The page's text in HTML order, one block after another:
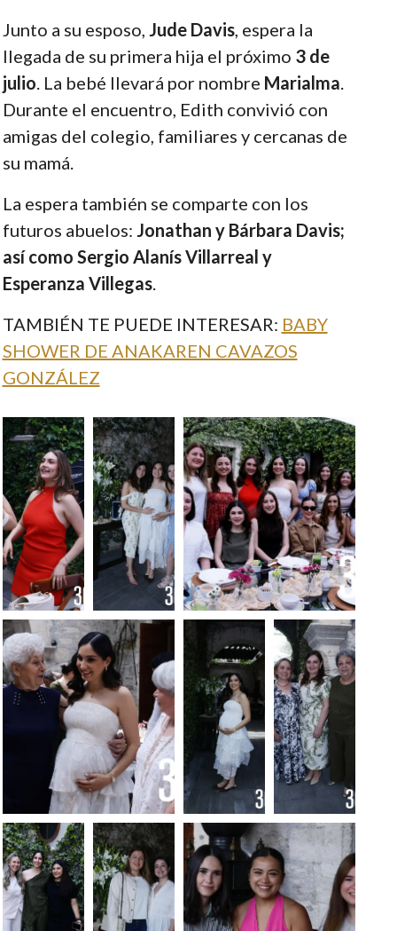
Junto a su esposo, Jude Davis, espera la
llegada de su primera hija el próximo 3 de
julio. La bebé llevará por nombre Marialma.
Durante el encuentro, Edith convivió con
amigas del colegio, familiares y cercanas de
su mamá.
La espera también se comparte con los
futuros abuelos: Jonathan y Bárbara Davis;
así como Sergio Alanís Villarreal y
Esperanza Villegas.
TAMBIÉN TE PUEDE INTERESAR: BABY
SHOWER DE ANAKAREN CAVAZOS
GONZÁLEZ
Foto: Francisco
Muñiz
Foto: Francisco
Muñiz
Foto:
Francisco
Muñiz
Foto:
Francisco
Muñiz
Foto:
Francisco
Muñiz
Foto:
Francisco
Muñiz